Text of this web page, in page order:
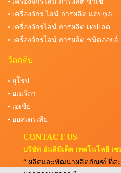
• เครื่องจักร ไลน์ การผลิต แคปซูล
• เครื่องจักรไลน์ การผลิต เทปเลต
• เครื่องจักรไลน์ การผลิต ชนิดออยล์
วัตถุดิบ
• ยุโรป
• อเมริกา
• เอเชีย
• ออสเตรเลีย
CONTACT US
บริษัท อันลิมิเต็ต เทคโนโลยี เซ
“ ผลิตและพัฒนาผลิตภัณฑ์ ที่ส